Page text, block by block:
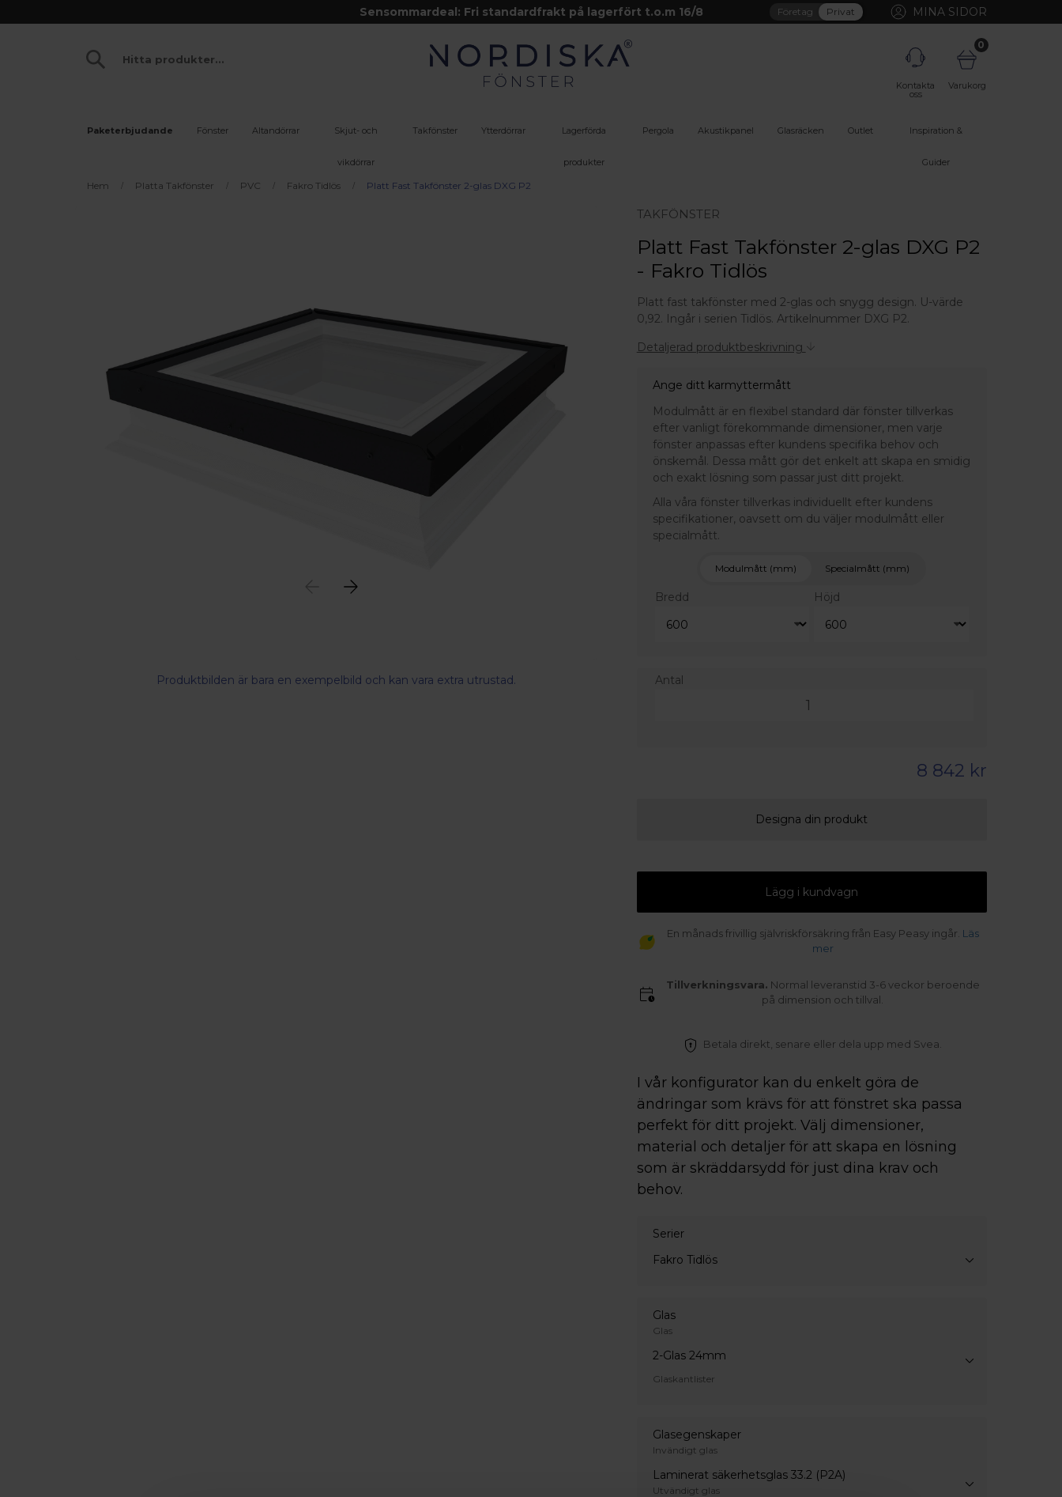
Sensommardeal: Fri standardfrakt på lagerfört t.o.m 16/8 Företag Privat MINA SIDOR
Kontakta
oss
0
Varukorg
Paketerbjudande Fönster Altandörrar Skjut- och
vikdörrar
Takfönster Ytterdörrar Lagerförda
produkter
Pergola Akustikpanel Glasräcken Outlet Inspiration &
Guider
Hem Platta Takfönster PVC Fakro Tidlös Platt Fast Takfönster 2-glas DXG P2
Produktbilden är bara en exempelbild och kan vara extra utrustad.
TAKFÖNSTER
Platt Fast Takfönster 2-glas DXG P2
- Fakro Tidlös
Platt fast takfönster med 2-glas och snygg design. U-värde
0,92. Ingår i serien Tidlös. Artikelnummer DXG P2.
Detaljerad produktbeskrivning
Ange ditt karmyttermått
Modulmått är en flexibel standard där fönster tillverkas
efter vanligt förekommande dimensioner, men varje
fönster anpassas efter kundens specifika behov och
önskemål. Dessa mått gör det enkelt att skapa en smidig
och exakt lösning som passar just ditt projekt.
Alla våra fönster tillverkas individuellt efter kundens
specifikationer, oavsett om du väljer modulmått eller
specialmått.
Modulmått (mm) Specialmått (mm)
Bredd Höjd
Antal
8 842 kr
Designa din produkt
Lägg i kundvagn
En månads frivillig självriskförsäkring från Easy Peasy ingår. Läs
mer
Tillverkningsvara. Normal leveranstid 3-6 veckor beroende
på dimension och tillval.
Betala direkt, senare eller dela upp med Svea.
I vår konfigurator kan du enkelt göra de
ändringar som krävs för att fönstret ska passa
perfekt för ditt projekt. Välj dimensioner,
material och detaljer för att skapa en lösning
som är skräddarsydd för just dina krav och
behov.
Serier
Fakro Tidlös
Glas
Glas
2-Glas 24mm
Glaskantlister
Glasegenskaper
Invändigt glas
Laminerat säkerhetsglas 33.2 (P2A)
Utvändigt glas